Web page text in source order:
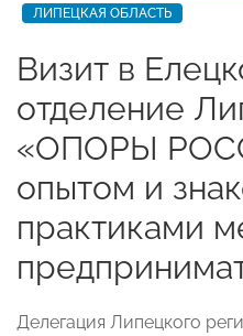
ЛИПЕЦКАЯ ОБЛАСТЬ
Визит в
отделение
«ОПОРЫ
опытом и
практиками
Делегация Липецкого